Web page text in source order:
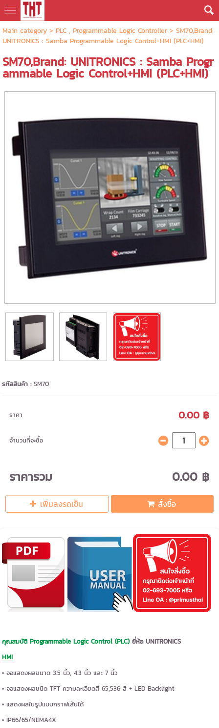
Main category> PLC , Programmable Logic Controller> SM70,Brand:
UNITRONICS : Samba Programmable Logic Control+HMI (PLC+HMI)
SM70,Brand: UNITRONICS : Samba Progr
ammable Logic Control+HMI (PLC+HMI)
รหัสสินค้า :SM70
ราคา 0.00 ฿
จำนวนที่จะซื้อ
ราคารวม 0.00 ฿
เพิ่มลงรถเข็น สั่งซื้อ
คุณสมบัติ Programmable Logic Control (PLC)ยี่ห้อ UNITRONICS
HMI
• จอแสดงผลขนาด 3.5 นิ้ว, 4.3 นิ้ว และ 7 นิ้ว
• จอแสดงผลชนิด TFT ความละเอียดสี 65,536 สี + LED Backlight
• แสดงผลในรูปแบบกราฟเส้นได้
• IP66/65/NEMA4X